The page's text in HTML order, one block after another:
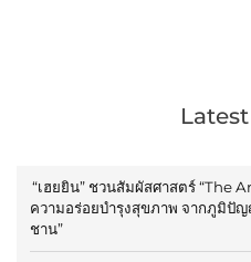
“เฮยยิน” ชวนสัมผัสศาสตร์ “The
ความอร่อยบำรุงสุขภาพ จากภูมิปั
ชาน”